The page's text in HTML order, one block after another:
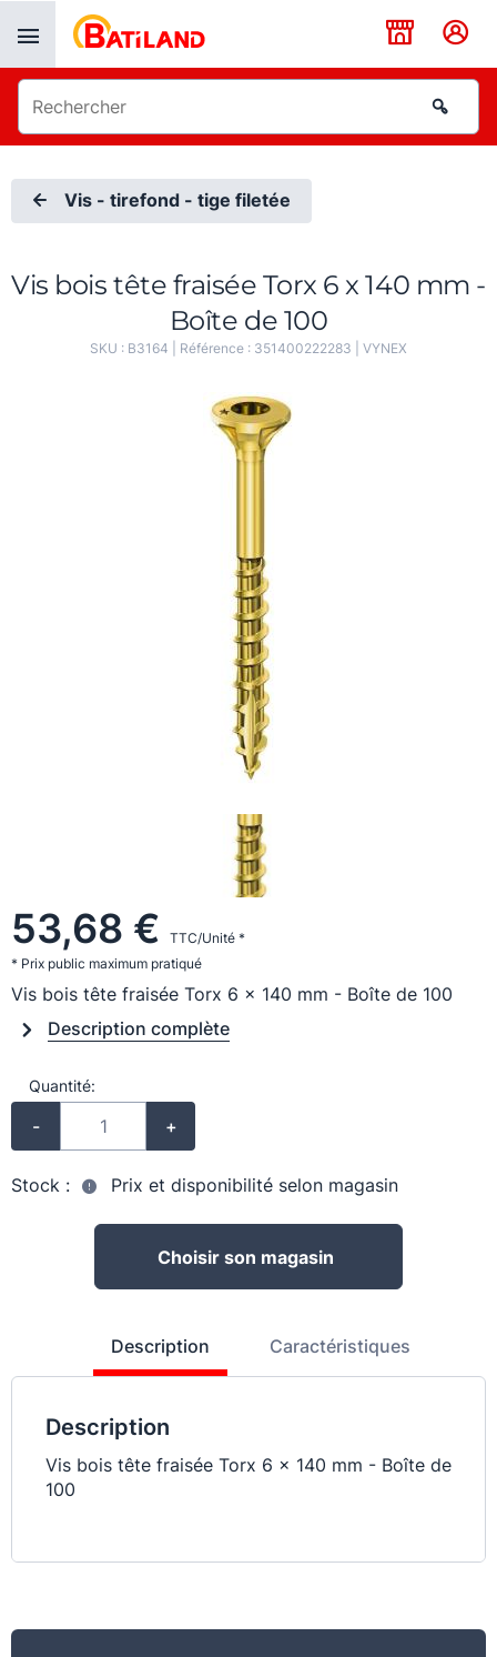
Vis - tirefond - tige filetée
Vis bois tête fraisée Torx 6 x 140 mm -
Boîte de 100
SKU : B3164 | Référence : 351400222283 VYNEX
53,68 €
TTC/Unité *
* Prix public maximum pratiqué
Vis bois tête fraisée Torx 6 x 140 mm - Boîte de 100
Description complète
Quantité:
- +
Stock : Prix et disponibilité selon magasin
Choisir son magasin
Description Caractéristiques
Description
Vis bois tête fraisée Torx 6 x 140 mm - Boîte de
100
Panneau de gestion des cookies